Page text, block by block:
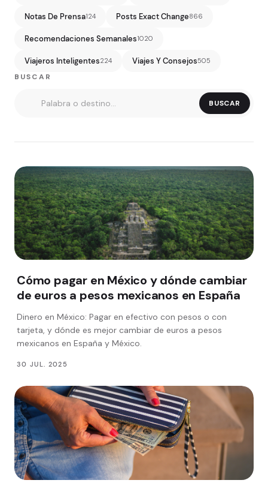
Notas De Prensa124 Posts Exact Change866
Recomendaciones Semanales1020
Viajeros Inteligentes224 Viajes Y Consejos505
BUSCAR
BUSCAR
Cómo pagar en México y dónde cambiar
de euros a pesos mexicanos en España
Dinero en México: Pagar en efectivo con pesos o con
tarjeta, y dónde es mejor cambiar de euros a pesos
mexicanos en España y México.
30 JUL. 2025